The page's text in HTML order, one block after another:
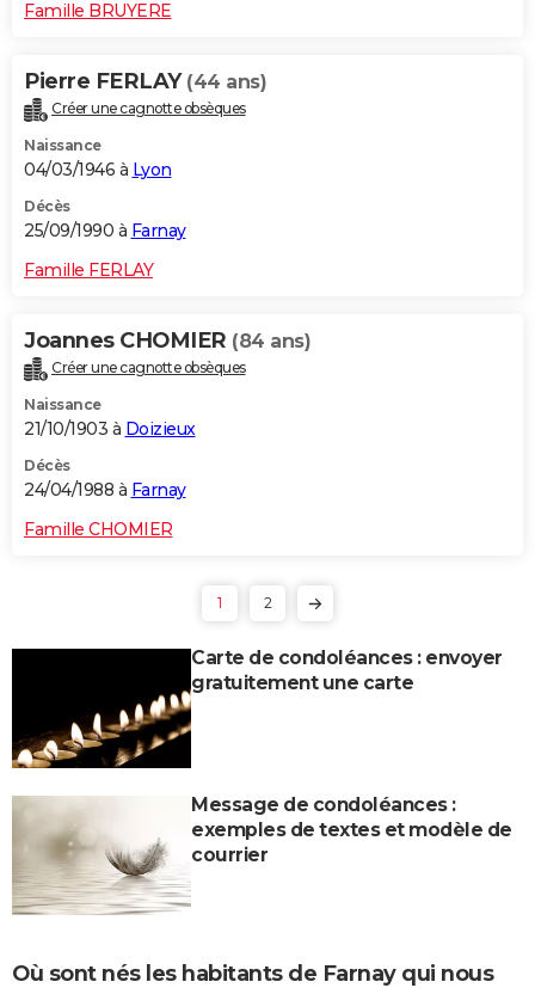
Famille BRUYERE
Pierre FERLAY (44 ans)
Créer une cagnotte obsèques
Naissance
04/03/1946 à Lyon
Décès
25/09/1990 à Farnay
Famille FERLAY
Joannes CHOMIER (84 ans)
Créer une cagnotte obsèques
Naissance
21/10/1903 à Doizieux
Décès
24/04/1988 à Farnay
Famille CHOMIER
1 2
Carte de condoléances : envoyer
gratuitement une carte
Message de condoléances :
exemples de textes et modèle de
courrier
Où sont nés les habitants de Farnay qui nous